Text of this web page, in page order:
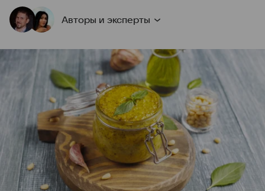
Авторы и эксперты